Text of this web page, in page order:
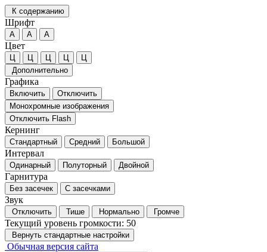
К содержанию
Шрифт
А А А
Цвет
Ц Ц Ц Ц
Ц
Дополнительно
Графика
Включить
Отключить
Монохромные изображения
Отключить Flash
Кернинг
Стандартный Средний Большой
Интервал
Одинарный Полуторный Двойной
Гарнитура
Без засечек С засечками
Звук
Отключить Тише Нормально Громче
Текущий уровень громкости: 50
Вернуть стандартные настройки
Обычная версия сайта